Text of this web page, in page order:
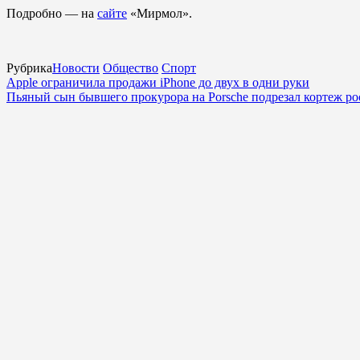
Подробно — на сайте «Мирмол».
РубрикаНовости Общество Спорт
Apple ограничила продажи iPhone до двух в одни руки
Пьяный сын бывшего прокурора на Porsche подрезал кортеж